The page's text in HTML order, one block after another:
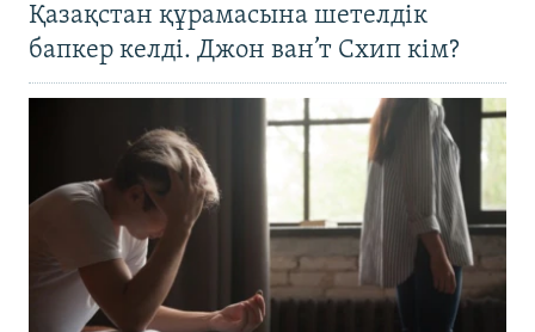
Қазақстан құрамасына шетелдік
бапкер келді. Джон ван’т Схип кім?